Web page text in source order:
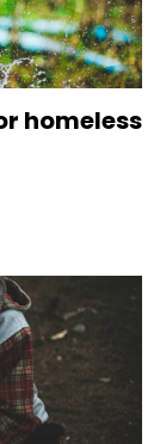
homeless